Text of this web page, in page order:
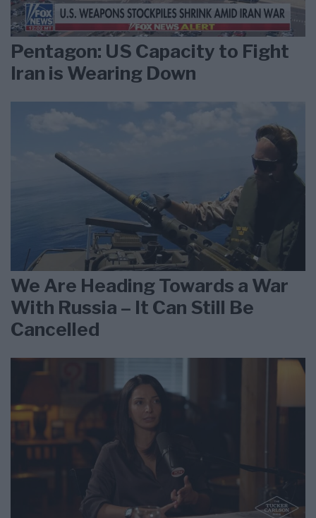
Pentagon: US Capacity to Fight
Iran is Wearing Down
We Are Heading Towards a War
With Russia – It Can Still Be
Cancelled